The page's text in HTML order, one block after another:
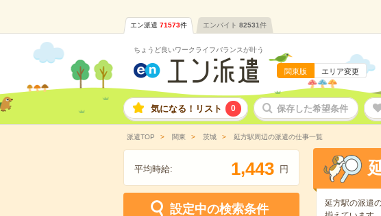
エン派遣 71573件 エンバイト 82531件
ちょうど良いワークライフバランスが叶う
関東版 エリア変更
気になる！リスト 0 保存した希望条件
派遣TOP 関東 茨城 延方駅周辺の派遣の仕事一覧
平均時給: 1,443 円
設定中の検索条件 延方駅の派遣